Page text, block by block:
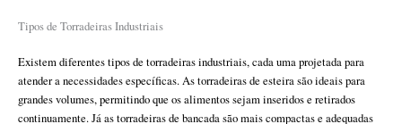
Tipos de Torradeiras Industriais
Existem diferentes tipos de torradeiras industriais, cada uma projetada para
atender a necessidades específicas. As torradeiras de esteira são ideais para
grandes volumes, permitindo que os alimentos sejam inseridos e retirados
continuamente. Já as torradeiras de bancada são mais compactas e adequadas